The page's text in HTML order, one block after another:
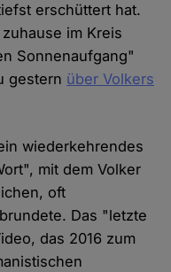
erschüttert hat.
im Kreis
Sonnenaufgang"
gestern über Volkers
wiederkehrendes
mit dem Volker
oft
Das "letzte
das 2016 zum